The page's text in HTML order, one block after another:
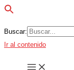
Buscar:
Ir al contenido